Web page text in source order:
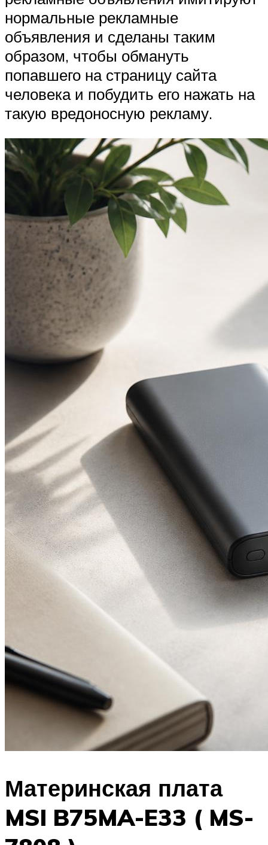
нормальные рекламные
объявления и сделаны таким
образом, чтобы обмануть
попавшего на страницу сайта
человека и побудить его нажать на
такую вредоносную рекламу.
Материнская плата
MSI B75MA-E33 ( MS-